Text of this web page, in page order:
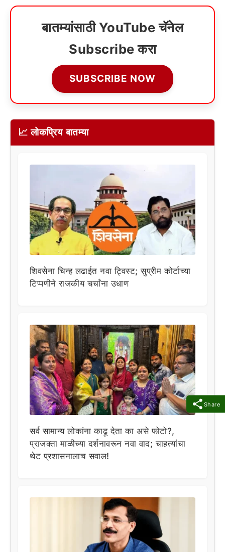
Share
बातम्यांसाठी YouTube चॅनेल
Subscribe करा
SUBSCRIBE NOW
📈 लोकप्रिय बातम्या
शिवसेना चिन्ह लढाईत नवा ट्विस्ट; सुप्रीम कोर्टाच्या
टिप्पणीने राजकीय चर्चांना उधाण
सर्व सामान्य लोकांना काढू देता का असे फोटो?,
प्राजक्ता माळीच्या दर्शनावरून नवा वाद; चाहत्यांचा
थेट प्रशासनालाच सवाल!